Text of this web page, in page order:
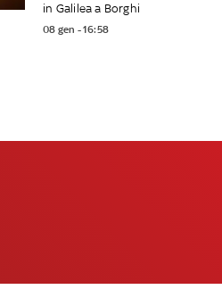
in Galilea a Borghi
08 gen - 16:58